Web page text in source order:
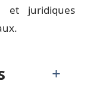
et juridiques